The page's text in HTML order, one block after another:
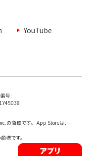
YouTube
号:
の商標です。 App Storeは、
標です。